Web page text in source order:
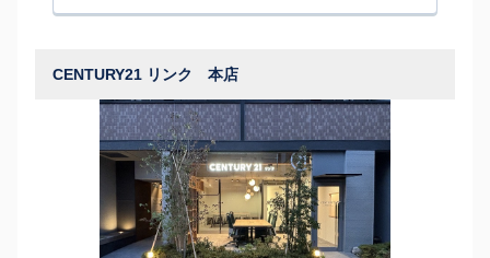
CENTURY21 リンク 本店